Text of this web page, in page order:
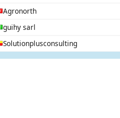
Agronorth
guihy sarl
Solutionplusconsulting